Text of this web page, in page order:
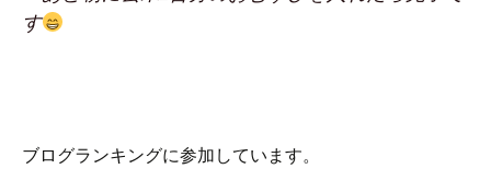
す
ブログランキングに参加しています。